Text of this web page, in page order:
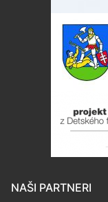
NAŠI PARTNERI